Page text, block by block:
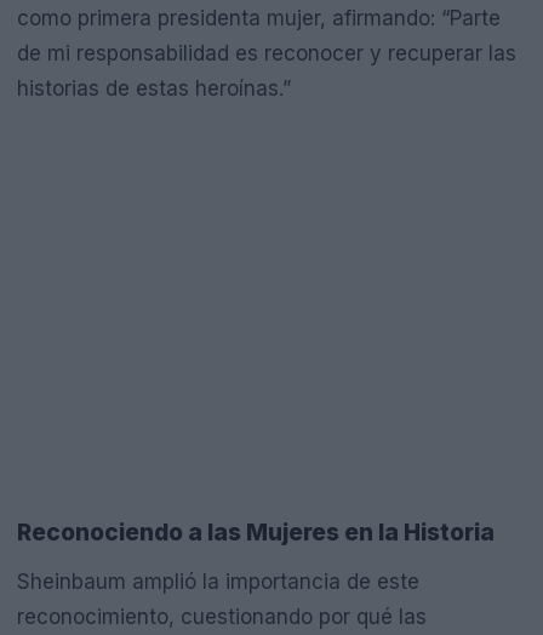
como primera presidenta mujer, afirmando: “Parte
de mi responsabilidad es reconocer y recuperar las
historias de estas heroínas.”
Reconociendo a las Mujeres en la Historia
Sheinbaum amplió la importancia de este
reconocimiento, cuestionando por qué las